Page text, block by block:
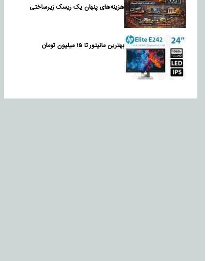
هزینه‌های پنهان یک ریسک زیرساختی
بهترین مانیتور تا ۱۵ میلیون تومان